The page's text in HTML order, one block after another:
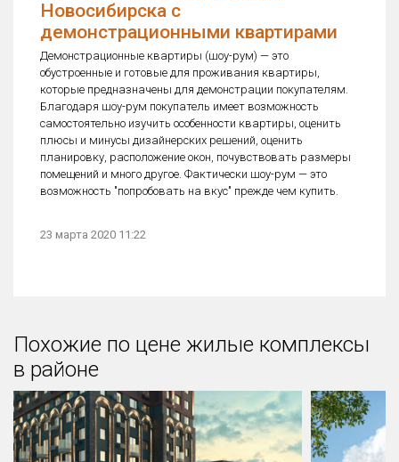
Новосибирска с
демонстрационными квартирами
Демонстрационные квартиры (шоу-рум) — это
обустроенные и готовые для проживания квартиры,
которые предназначены для демонстрации покупателям.
Благодаря шоу-рум покупатель имеет возможность
самостоятельно изучить особенности квартиры, оценить
плюсы и минусы дизайнерских решений, оценить
планировку, расположение окон, почувствовать размеры
помещений и много другое. Фактически шоу-рум — это
возможность "попробовать на вкус" прежде чем купить.
23 марта 2020 11:22
Похожие по цене жилые комплексы
в районе